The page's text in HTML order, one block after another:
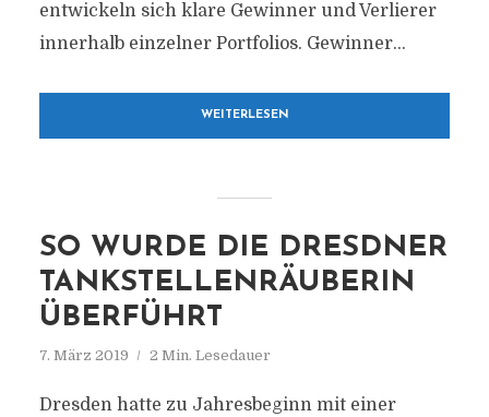
entwickeln sich klare Gewinner und Verlierer
innerhalb einzelner Portfolios. Gewinner...
WEITERLESEN
SO WURDE DIE DRESDNER
TANKSTELLENRÄUBERIN
ÜBERFÜHRT
7. März 2019 2 Min. Lesedauer
Dresden hatte zu Jahresbeginn mit einer